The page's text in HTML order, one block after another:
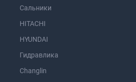
Сальники
HITACHI
HYUNDAI
Гидравлика
Changlin